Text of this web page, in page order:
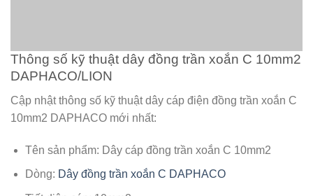
Thông số kỹ thuật dây đồng trần xoắn C 10mm2
DAPHACO/LION
Cập nhật thông số kỹ thuật dây cáp điện đồng trần xoắn C
10mm2 DAPHACO mới nhất:
Tên sản phẩm: Dây cáp đồng trần xoắn C 10mm2
Dòng: Dây đồng trần xoắn C DAPHACO